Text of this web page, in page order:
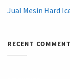
Jual Mesin Hard
RECENT